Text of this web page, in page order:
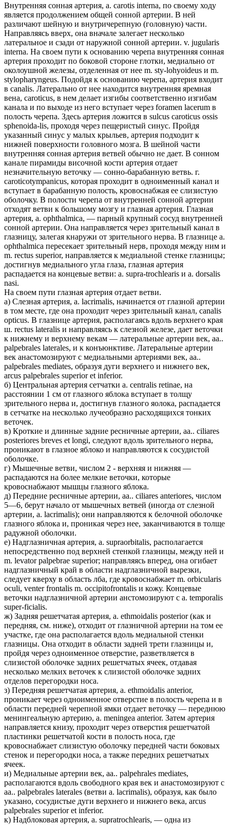
Внутренняя сонная артерия, a. carotis interna, по своему ходу
является продолжением общей сонной артерии. В ней
различают шейную и внутричерепную (головную) части.
Направляясь вверх, она вначале залегает несколько
латеральное и сзади от наружной сонной артерии. v. jugularis
interna. На своем пути к основанию черепа внутренняя сонная
артерия проходит по боковой стороне глотки, медиально от
околоушной железы, отделенная от нее m. sty-lohyoideus и m.
stylopharyngeus. Подойдя к основанию черепа, артерия входит
в canalis. Латерально от нее находится внутренняя яремная
вена, caroticus, в нем делает изгибы соответственно изгибам
канала и по выходе из него вступает через foramen lacerum в
полость черепа. Здесь артерия ложится в sulcus caroticus ossis
sphenoida-lis, проходя через пещеристый синус. Пройдя
указанный синус у малых крыльев, артерия подходит к
нижней поверхности головного мозга. В шейной части
внутренняя сонная артерия ветвей обычно не дает. В сонном
канале пирамиды височной кости артерия отдает
незначительную веточку — сонно-барабанную ветвь. г.
caroticotympanicus, которая проходит в одноименный канал и
вступает в барабанную полость, кровоснабжая ее слизистую
оболочку. В полости черепа от внутренней сонной артерии
отходят ветви к большому мозгу и глазная артерия. Глазная
артерия, a. ophthalmica, — парный крупный сосуд внутренней
сонной артерии. Она направляется через зрительный канал в
глазницу, залегая кнаружи от зрительного нерва. В глазнице a.
ophthalmica пересекает зрительный нерв, проходя между ним и
m. rectus superior, направляется к медиальной стенке глазницы;
достигнув медиального угла глаза, глазная артерия
распадается на концевые ветви: a. supra-trochlearis и a. dorsalis
nasi.
На своем пути глазная артерия отдает ветви.
а) Слезная артерия, a. lacrimalis, начинается от глазной артерии
в том месте, где она проходит через зрительный канал, canalis
opticus. В глазнице артерия, располагаясь вдоль верхнего края
ш. rectus lateralis и направляясь к слезной железе, дает веточки
к нижнему и верхнему векам — латеральные артерии век, aa..
palpebrales laterales, и к конъюнктиве. Латеральные артерии
век анастомозируют с медиальными артериями век, aa..
palpebrales mediates, образуя дуги верхнего и нижнего век,
arcus palpebrales superior et inferior.
б) Центральная артерия сетчатки a. centralis retinae, на
расстоянии 1 см от глазного яблока вступает в толщу
зрительного нерва и, достигнув глазного яолока, распадается
в сетчатке на несколько лучеобразно расходящихся тонких
веточек.
в) Кроткие и длинные задние ресничные артерии, aa.. ciliares
posteriores breves et longi, следуют вдоль зрительного нерва,
проникают в глазное яблоко и направляются к сосудистой
оболочке.
г) Мышечные ветви, числом 2 - верхняя и нижняя —
распадаются на более мелкие веточки, которые
кровоснабжают мышцы глазного яблока.
д) Передние ресничные артерии, aa.. ciliares anteriores, числом
5—6, берут начало от мышечных ветвей (иногда от слезной
артерии, a. lacrimalis); они направляются к белочной оболочке
глазного яблока и, проникая через нее, заканчиваются в толще
радужной оболочки.
е) Надглазничная артерия, a. supraorbitalis, располагается
непосредственно под верхней стенкой глазницы, между ней и
m. levator palpebrae superior; направляясь вперед, она огибает
надглазничный край в области надглазничной вырезки,
следует кверху в область лба, где кровоснабжает m. orbicularis
oculi, venter frontalis m. occipitofrontalis и кожу. Концевые
веточки надглазничной артерии анстомозируют с a. temporalis
super-ficialis.
ж) Задняя решетчатая артерия, a. ethmoidalis posterior (как и
передняя, см. ниже), отходит от глазничной артерии на том ее
участке, где она располагается вдоль медиальной стенки
глазницы. Она отходит в области задней трети глазницы и,
пройдя через одноименное отверстие, разветвляется в
слизистой оболочке задних решетчатых ячеек, отдавая
несколько мелких веточек к слизистой оболочке задних
отделов перегородки носа.
з) Передняя решетчатая артерия, a. ethmoidalis anterior,
проникает через одноименное отверстие в полость черепа и в
области передней черепной ямки отдает веточку — переднюю
менингеальную артерию, a. meningea anterior. Затем артерия
направляется книзу, проходит через отверстия решетчатой
пластинки решетчатой кости в полость носа, где
кровоснабжает слизистую оболочку передней части боковых
стенок и перегородки носа, а также передних решетчатых
ячеек.
и) Медиальные артерии век, aa.. palpehrales mediates,
располагаются вдоль свободного края век и анастомозируют с
aa.. palpebrales laterales (ветви a. lacrimalis), образуя, как было
указано, сосудистые дуги верхнего и нижнего века, arcus
palpebrales superior et inferior.
к) Надблоковая артерия, a. supratrochlearis, — одна из